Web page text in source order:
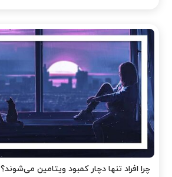
چرا افراد تنها دچار کمبود ویتامین می‌شوند؟